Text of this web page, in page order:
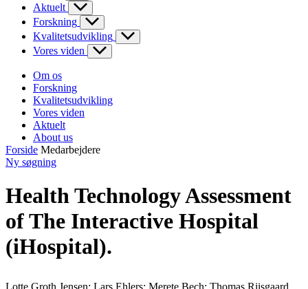
Aktuelt
Forskning
Kvalitetsudvikling
Vores viden
Om os
Forskning
Kvalitetsudvikling
Vores viden
Aktuelt
About us
Forside Medarbejdere
Ny søgning
Health Technology Assessment
of The Interactive Hospital
(iHospital).